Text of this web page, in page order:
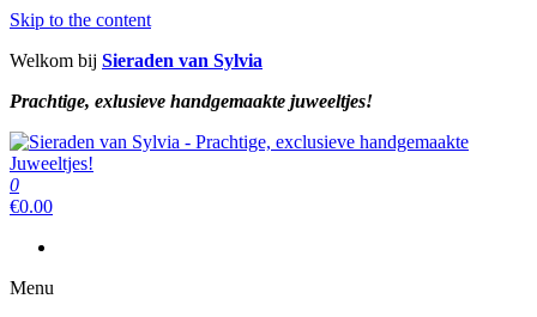
Skip to the content
Welkom bij Sieraden van Sylvia
Prachtige, exlusieve handgemaakte juweeltjes!
Sieraden van Sylvia
Prachtige, exclusieve handgemaakte juweeltjes!
Sieraden van Sylvia
Prachtige, exclusieve handgemaakte juweeltjes!
0
€0.00
Menu